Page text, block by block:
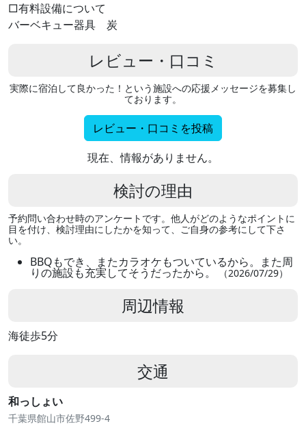
□有料設備について
バーベキュー器具 炭
レビュー・口コミ
実際に宿泊して良かった！という施設への応援メッセージを募集し
ております。
レビュー・口コミを投稿
現在、情報がありません。
検討の理由
予約問い合わせ時のアンケートです。他人がどのようなポイントに
目を付け、検討理由にしたかを知って、ご自身の参考にして下さ
い。
BBQもでき、またカラオケもついているから。また周
りの施設も充実してそうだったから。 （2026/07/29）
周辺情報
海徒歩5分
交通
和っしょい
千葉県館山市佐野499-4